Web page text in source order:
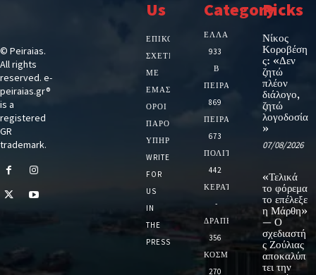
© Peiraias.
All rights
reserved. e-
peiraias.gr®
is a
registered
GR
trademark.
Us
ΕΠΙΚΟΙΝΩΝΙΑ
ΣΧΕΤΙΚΆ
ΜΕ
ΕΜΆΣ
ΌΡΟΙ
ΠΑΡΟΧΉΣ
ΥΠΗΡΕΣΙΏΝ
WRITE
FOR
US
IN
THE
PRESS
Category
ΕΛΛΑΔΑ
933
Β
ΠΕΙΡΑΙΑ
869
ΠΕΙΡΑΙΑΣ
673
ΠΟΛΙΤΙΚΗ
442
ΚΕΡΑΤΣΙΝΙ
-
ΔΡΑΠΕΤΣΩΝΑ
356
ΚΟΣΜΟΣ
270
Picks
Νίκος
Κοροβέση
ς: «Δεν
ζητώ
πλέον
διάλογο,
ζητώ
λογοδοσία
»
07/08/2026
«Τελικά
το φόρεμα
το επέλεξε
η Μάρθη»
— Ο
σχεδιαστή
ς Ζούλιας
αποκαλύπ
τει την